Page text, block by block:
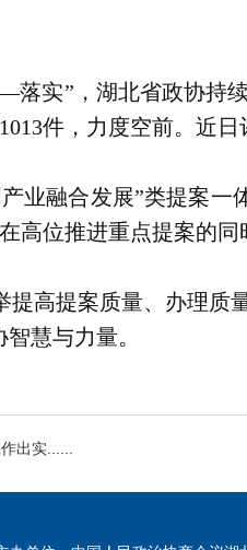
落实”，湖北省政协持
件，力度空前。近
业融合发展”类提案
高位推进重点提案的同
提高提案质量、办理质
慧与力量。
出实......